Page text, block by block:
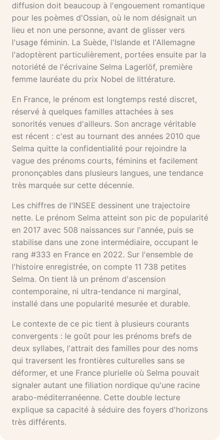
diffusion doit beaucoup à l'engouement romantique
pour les poèmes d'Ossian, où le nom désignait un
lieu et non une personne, avant de glisser vers
l'usage féminin. La Suède, l'Islande et l'Allemagne
l'adoptèrent particulièrement, portées ensuite par la
notoriété de l'écrivaine Selma Lagerlöf, première
femme lauréate du prix Nobel de littérature.
En France, le prénom est longtemps resté discret,
réservé à quelques familles attachées à ses
sonorités venues d'ailleurs. Son ancrage véritable
est récent : c'est au tournant des années 2010 que
Selma quitte la confidentialité pour rejoindre la
vague des prénoms courts, féminins et facilement
prononçables dans plusieurs langues, une tendance
très marquée sur cette décennie.
Les chiffres de l'INSEE dessinent une trajectoire
nette. Le prénom Selma atteint son pic de popularité
en 2017 avec 508 naissances sur l'année, puis se
stabilise dans une zone intermédiaire, occupant le
rang #333 en France en 2022. Sur l'ensemble de
l'histoire enregistrée, on compte 11 738 petites
Selma. On tient là un prénom d'ascension
contemporaine, ni ultra-tendance ni marginal,
installé dans une popularité mesurée et durable.
Le contexte de ce pic tient à plusieurs courants
convergents : le goût pour les prénoms brefs de
deux syllabes, l'attrait des familles pour des noms
qui traversent les frontières culturelles sans se
déformer, et une France plurielle où Selma pouvait
signaler autant une filiation nordique qu'une racine
arabo-méditerranéenne. Cette double lecture
explique sa capacité à séduire des foyers d'horizons
très différents.